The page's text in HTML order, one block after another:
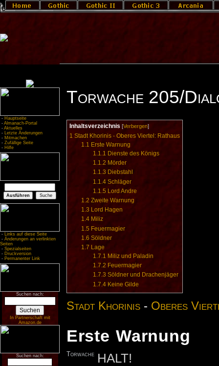
- Hauptseite
- Almanach-Portal
- Aktuelles
- Letzte Änderungen
- Mitmachen
- Zufällige Seite
- Hilfe
- Links auf diese Seite
- Änderungen an verlinkten
Seiten
- Spezialseiten
- Druckversion
- Permanenter Link
Suchen nach:
In Partnerschaft mit
Amazon.de
Suchen nach:
Torwache 205/
Inhaltsverzeichnis [Verbergen]
1 Stadt Khorinis - Oberes Viertel: Rathaus
1.1 Erste Warnung
1.1.1 Dienste des Königs
1.1.2 Mörder
1.1.3 Diebstahl
1.1.4 Schläger
1.1.5 Lord Andre
1.2 Zweite Warnung
1.3 Lord Hagen
1.4 Miliz
1.5 Feuermagier
1.6 Söldner
1.7 Lage
1.7.1 Miliz und Paladin
1.7.2 Feuermagier
1.7.3 Söldner und Drachenjäger
1.7.4 Keine Gilde
Stadt Khorinis- Oberes
Erste Warnung
Torwache HALT!